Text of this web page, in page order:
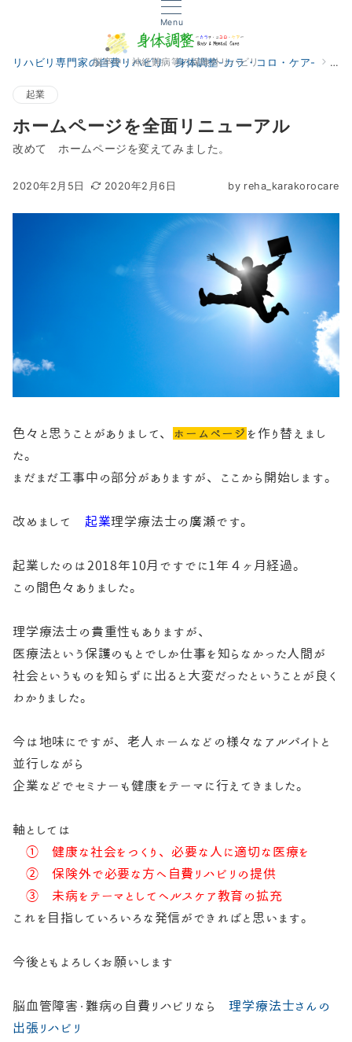
Menu
脳卒中・神経難病等の保険外リハビリ
リハビリ専門家の自費リハビリ 身体調整-カラ・コロ・ケア- 起
起業
ホームページを全面リニューアル
改めて ホームページを変えてみました。
2020年2月5日 2020年2月6日 by reha_karakorocare
色々と思うことがありまして、 ホームページ を作り替えまし
た。
まだまだ工事中の部分がありますが、ここから開始します。
改めまして 起業理学療法士の廣瀬です。
起業したのは2018年10月ですでに1年４ヶ月経過。
この間色々ありました。
理学療法士の貴重性もありますが、
医療法という保護のもとでしか仕事を知らなかった人間が
社会というものを知らずに出ると大変だったということが良く
わかりました。
今は地味にですが、老人ホームなどの様々なアルバイトと
並行しながら
企業などでセミナーも健康をテーマに行えてきました。
軸としては
① 健康な社会をつくり、必要な人に適切な医療を
② 保険外で必要な方へ自費リハビリの提供
③ 未病をテーマとしてヘルスケア教育の拡充
これを目指していろいろな発信ができればと思います。
今後ともよろしくお願いします
脳血管障害・難病の自費リハビリなら理学療法士さんの
出張リハビリ